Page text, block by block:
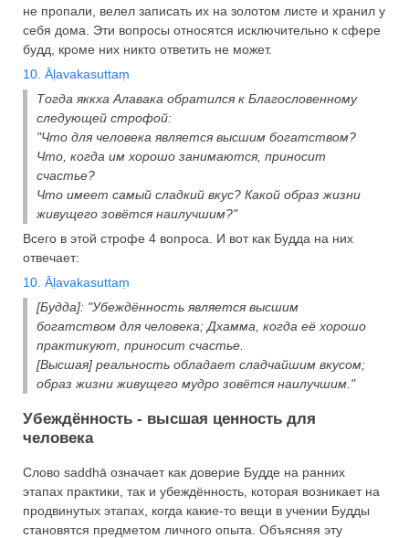
не пропали, велел записать их на золотом листе и хранил у
себя дома. Эти вопросы относятся исключительно к сфере
будд, кроме них никто ответить не может.
10. Āḷavakasuttaṃ
Тогда яккха Алавака обратился к Благословенному
следующей строфой:
"Что для человека является высшим богатством?
Что, когда им хорошо занимаются, приносит
счастье?
Что имеет самый сладкий вкус? Какой образ жизни
живущего зовётся наилучшим?"
Всего в этой строфе 4 вопроса. И вот как Будда на них
отвечает:
10. Āḷavakasuttaṃ
[Будда]: "Убеждённость является высшим
богатством для человека; Дхамма, когда её хорошо
практикуют, приносит счастье.
[Высшая] реальность обладает сладчайшим вкусом;
образ жизни живущего мудро зовётся наилучшим."
Убеждённость - высшая ценность для
человека
Слово saddhā означает как доверие Будде на ранних
этапах практики, так и убеждённость, которая возникает на
продвинутых этапах, когда какие-то вещи в учении Будды
становятся предметом личного опыта. Объясняя эту